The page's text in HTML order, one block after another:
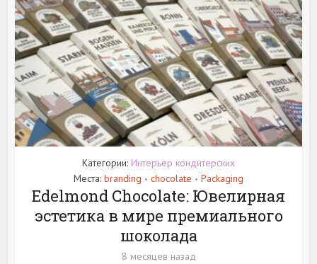
Категории: Интерьер кондитерских
Места: branding • chocolate • Packaging
Edelmond Chocolate: Ювелирная
эстетика в мире премиального
шоколада
8 месяцев назад